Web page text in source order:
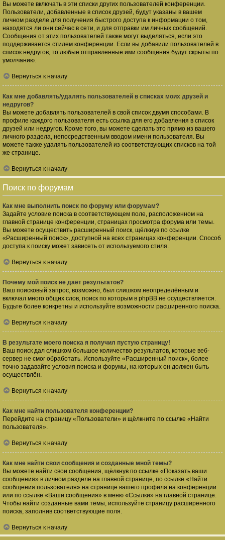
Вы можете включать в эти списки других пользователей конференции.
Пользователи, добавленные в список друзей, будут указаны в вашем
личном разделе для получения быстрого доступа к информации о том,
находятся ли они сейчас в сети, и для отправки им личных сообщений.
Сообщения от этих пользователей также могут выделяться, если это
поддерживается стилем конференции. Если вы добавили пользователей в
список недругов, то любые отправленные ими сообщения будут скрыты по
умолчанию.
Вернуться к началу
Как мне добавлять/удалять пользователей в списках моих друзей и
недругов?
Вы можете добавлять пользователей в свой список двумя способами. В
профиле каждого пользователя есть ссылка для его добавления в список
друзей или недругов. Кроме того, вы можете сделать это прямо из вашего
личного раздела, непосредственным вводом имени пользователя. Вы
можете также удалять пользователей из соответствующих списков на той
же странице.
Вернуться к началу
Поиск по форумам
Как мне выполнить поиск по форуму или форумам?
Задайте условие поиска в соответствующем поле, расположенном на
главной странице конференции, страницах просмотра форума или темы.
Вы можете осуществить расширенный поиск, щёлкнув по ссылке
«Расширенный поиск», доступной на всех страницах конференции. Способ
доступа к поиску может зависеть от используемого стиля.
Вернуться к началу
Почему мой поиск не даёт результатов?
Ваш поисковый запрос, возможно, был слишком неопределённым и
включал много общих слов, поиск по которым в phpBB не осуществляется.
Будьте более конкретны и используйте возможности расширенного поиска.
Вернуться к началу
В результате моего поиска я получил пустую страницу!
Ваш поиск дал слишком большое количество результатов, которые веб-
сервер не смог обработать. Используйте «Расширенный поиск», более
точно задавайте условия поиска и форумы, на которых он должен быть
осуществлён.
Вернуться к началу
Как мне найти пользователя конференции?
Перейдите на страницу «Пользователи» и щёлкните по ссылке «Найти
пользователя».
Вернуться к началу
Как мне найти свои сообщения и созданные мной темы?
Вы можете найти свои сообщения, щёлкнув по ссылке «Показать ваши
сообщения» в личном разделе на главной странице, по ссылке «Найти
сообщения пользователя» на странице вашего профиля на конференции
или по ссылке «Ваши сообщения» в меню «Ссылки» на главной странице.
Чтобы найти созданные вами темы, используйте страницу расширенного
поиска, заполнив соответствующие поля.
Вернуться к началу